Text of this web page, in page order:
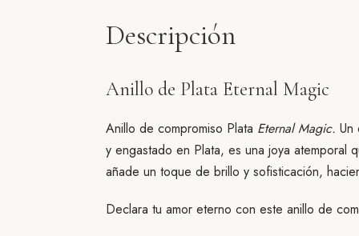
Descripción
Anillo de Plata Eternal Magic
Anillo de compromiso Plata Eternal Magic. Un
y engastado en Plata, es una joya atemporal
añade un toque de brillo y sofisticación,
Declara tu amor eterno con este anillo de